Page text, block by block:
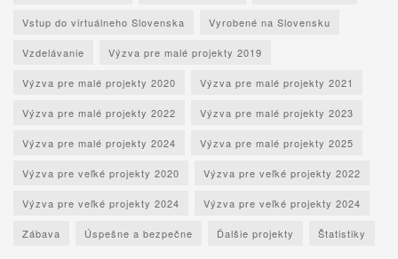
Vstup do virtuálneho Slovenska Vyrobené na Slovensku
Vzdelávanie Výzva pre malé projekty 2019
Výzva pre malé projekty 2020 Výzva pre malé projekty 2021
Výzva pre malé projekty 2022 Výzva pre malé projekty 2023
Výzva pre malé projekty 2024 Výzva pre malé projekty 2025
Výzva pre veľké projekty 2020 Výzva pre veľké projekty 2022
Výzva pre veľké projekty 2024 Výzva pre veľké projekty 2024
Zábava Úspešne a bezpečne Ďalšie projekty Štatistiky